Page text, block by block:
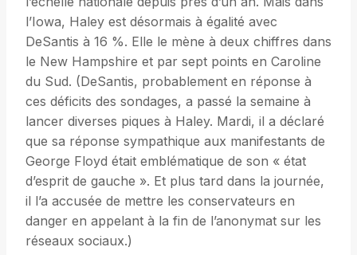
l’Iowa, Haley est désormais à égalité avec
DeSantis à 16 %. Elle le mène à deux chiffres dans
le New Hampshire et par sept points en Caroline
du Sud. (DeSantis, probablement en réponse à
ces déficits des sondages, a passé la semaine à
lancer diverses piques à Haley. Mardi, il a déclaré
que sa réponse sympathique aux manifestants de
George Floyd était emblématique de son « état
d’esprit de gauche ». Et plus tard dans la journée,
il l’a accusée de mettre les conservateurs en
danger en appelant à la fin de l’anonymat sur les
réseaux sociaux.)